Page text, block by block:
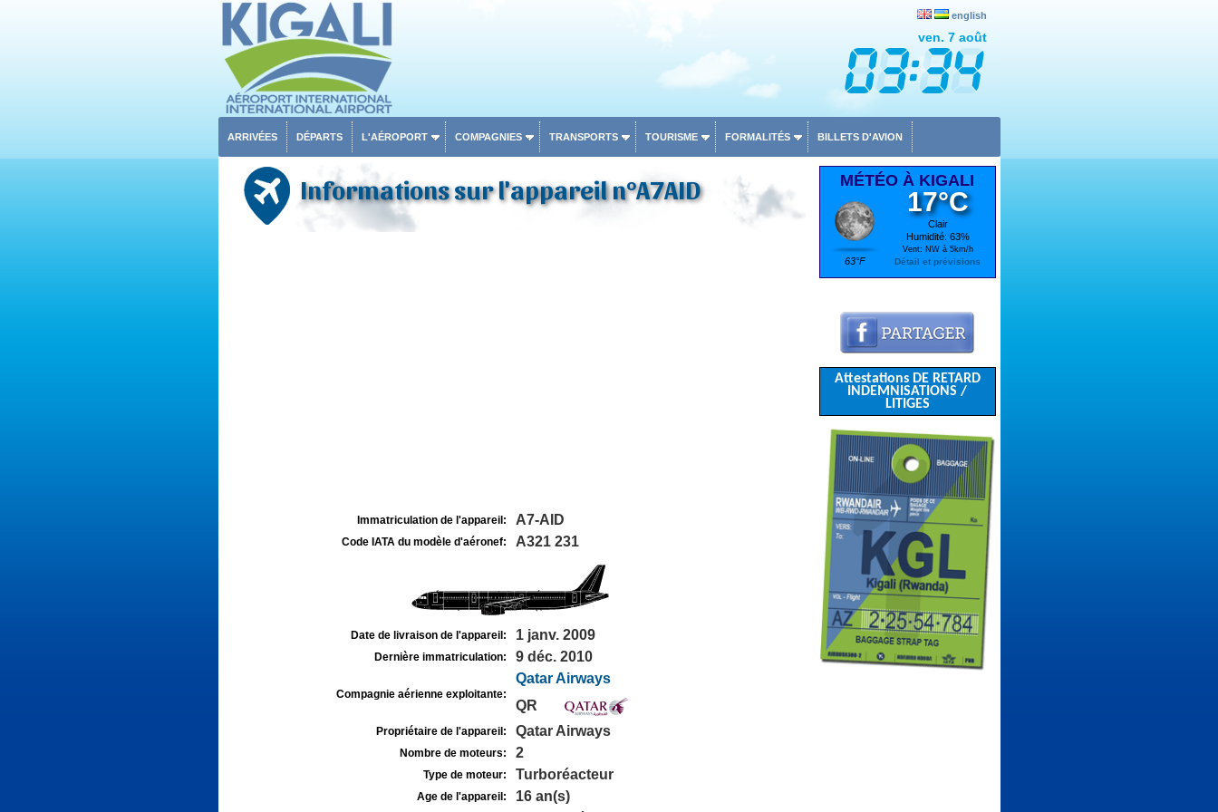
english
ven. 7 août
ARRIVÉES DÉPARTS L'AÉROPORT COMPAGNIES TRANSPORTS TOURISME FORMALITÉS BILLETS D'AVION
Informations sur l'appareil n°A7AID
Immatriculation de l'appareil: A7-AID
Code IATA du modèle d'aéronef: A321 231
Date de livraison de l'appareil: 1 janv. 2009
Dernière immatriculation: 9 déc. 2010
Compagnie aérienne exploitante:
Qatar Airways
QR
Propriétaire de l'appareil: Qatar Airways
Nombre de moteurs: 2
Type de moteur: Turboréacteur
Age de l'appareil:
16 an(s)
MÉTÉO À KIGALI
63°F
17°C
Clair
Humidité: 63%
Vent: NW à 5km/h
Détail et prévisions
Attestations DE RETARD
INDEMNISATIONS /
LITIGES